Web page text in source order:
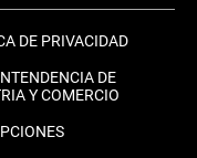
DE PRIVACIDAD
DE
Y COMERCIO